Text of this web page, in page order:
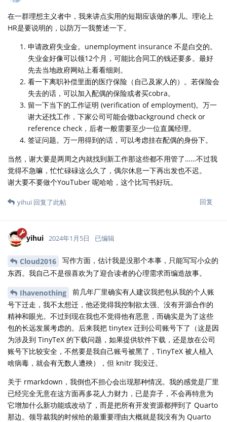
在一群理想主义者中，我来讲点实用的短期应该做的事儿。理论上
HR是要说明的，以防万一我赘述一下。
申请政府失业金。unemployment insurance 不是白交的。
失业金好像可以领12个月，可能比合同工的钱还要多。最好
先去当地政府网站上看看细则。
看一下离职补偿里面的医疗保险（自己及家人的）。若保险会
失去的话，可以加入配偶的保险或者买cobra。
留一下当下的工作证明 (verification of employment)。万一
谢大还找工作，下家公司可能会做background check or
reference check，后者一般需要至少一位直属经理。
签证问题。万一用得到的话，可以考虑挂在配偶的身份下。
当然，谢大要是两周之内就找到新工作那这些都不用管了……不过我
觉得不急嘛，忙忙碌碌这么久了，偶尔休息一下再出发也不迟。
谢大要不要做个YouTuber 呢哈哈，这个比写书好玩。
回复
yihui 回复了此帖
yihui 2024年1月5日 已编辑
Cloud2016
写作方面，估计我是没那个本事，只能写写小众的
东西。我自己不是很喜欢为了迎合读者的心理需求而编造故事。
Ihavenothing
前几年厂里确实有人建议我把包从我的个人账
号下迁走，我不太想迁，他还觉得我控制欲太强、没有开源合作的
精神和眼光。不过到现在我也不觉得他有恶意，而确实是为了这些
包的长远发展考虑的。后来我把 tinytex 迁到公司账号下了（这是因
为涉及到 TinyTeX 的下载问题，如果提供软件下载，还是放在公司
账号下比较安全，不然要是我自己账号被黑了，TinyTeX 被人植入
啥病毒，就会有无数人遭殃），但 knitr 我没迁。
关于 rmarkdown，我倒也不担心会出现那种情况。我的感觉是厂里
已经完全无意在这方面再多花人力财力，已是弃子，不会再特意为
它增加什么新功能或改动了，而是把所有开发资源都押到了 Quarto
那边。领导裁我的时候给的最重要理由大概就是我没有为 Quarto